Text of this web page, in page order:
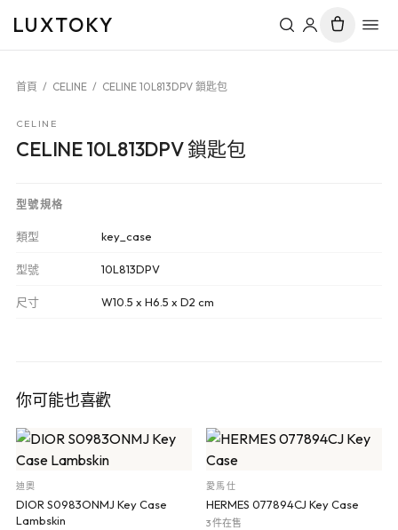
LUXTOKY
首頁 / CELINE / CELINE 10L813DPV 鎖匙包
CELINE
CELINE 10L813DPV 鎖匙包
型號規格
類型 key_case
型號 10L813DPV
尺寸 W10.5 x H6.5 x D2 cm
你可能也喜歡
迪奧
DIOR S0983ONMJ Key Case
Lambskin
愛馬仕
HERMES 077894CJ Key Case
3 件在售